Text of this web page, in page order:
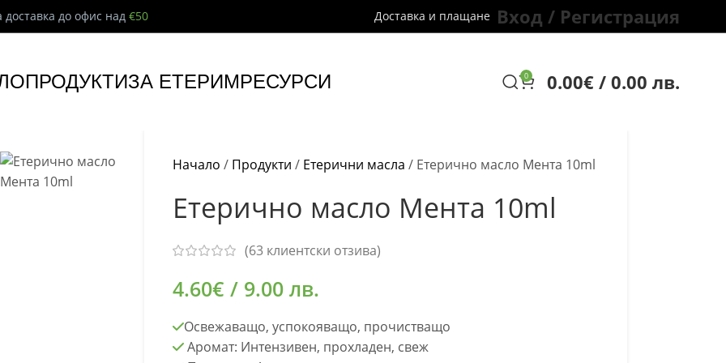
доставка до офис над€50 Доставка и плащане Вход / Регистрация
ПРОДУКТИЗА ЕТЕРИМРЕСУРСИ 0 0.00€/ 0.00 лв.
Начало / Продукти / Етерични масла / Етерично масло Мента 10ml
Етерично масло Мента 10ml
(63клиентски отзива)
4.60€ / 9.00 лв.
Освежаващо, успокояващо, прочистващо
Аромат: Интензивен, прохладен, свеж